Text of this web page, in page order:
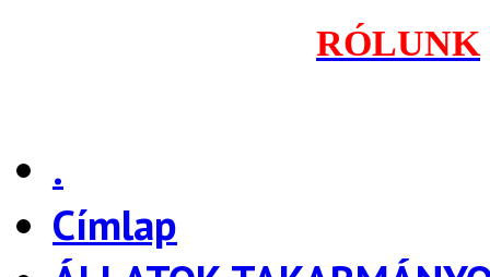
RÓLUNK
.
Címlap